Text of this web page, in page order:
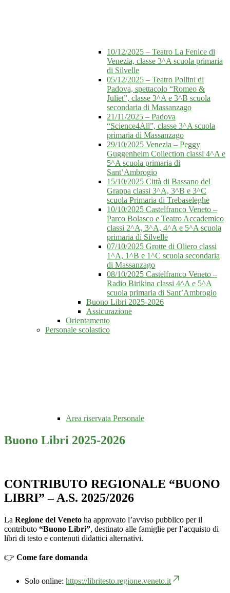
10/12/2025 – Teatro La Fenice di
Venezia, classe 3^A scuola primaria
di Silvelle
05/12/2025 – Teatro Pollini di
Padova, spettacolo “Romeo &
Juliet”, classe 3^A e 3^B scuola
secondaria di Massanzago
21/11/2025 – Padova
“Science4All”, classe 3^A scuola
primaria di Massanzago
29/10/2025 Venezia – Peggy
Guggenheim Collection classi 4^A e
5^A scuola primaria di
Sant’Ambrogio
15/10/2025 Città di Bassano del
Grappa classi 3^A, 3^B e 3^C
scuola Primaria di Trebaseleghe
10/10/2025 Castelfranco Veneto –
Parco Bolasco e Teatro Accademico
classi 2^A, 3^A, 4^A e 5^A scuola
primaria di Silvelle
07/10/2025 Grotte di Oliero classi
1^A, 1^B e 1^C scuola secondaria
di Massanzago
08/10/2025 Castelfranco Veneto –
Radio Birikina classi 4^A e 5^A
scuola primaria di Sant’Ambrogio
Buono Libri 2025-2026
Assicurazione
Orientamento
Personale scolastico
Area riservata Personale
Buono Libri 2025-2026
CONTRIBUTO REGIONALE “BUONO
LIBRI” – A.S. 2025/2026
La Regione del Veneto ha approvato l’avviso pubblico per il
contributo “Buono Libri”, destinato alle famiglie per l’acquisto di
libri di testo e contenuti didattici alternativi.
👉 Come fare domanda
Solo online: https://libritesto.regione.veneto.it